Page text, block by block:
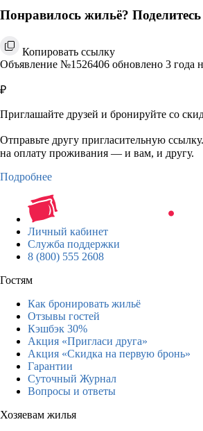
Понравилось жильё?
Копировать ссылку
Объявление №1526406 обновлено 3 года
₽
Приглашайте друзей и бронируйте со
Отправьте другу пригласительную
на оплату проживания — и вам, и другу.
Подробнее
Личный кабинет
Служба поддержки
8 (800) 555 2608
Гостям
Как бронировать жильё
Отзывы гостей
Кэшбэк 30%
Акция «Пригласи друга»
Акция «Скидка на первую бронь»
Гарантии
Суточный Журнал
Вопросы и ответы
Хозяевам жилья